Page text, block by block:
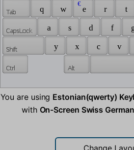
q w e
€
r t
a
s d f
y
x c v
You are using Estonian(qwerty)
with On-Screen Swiss
Change